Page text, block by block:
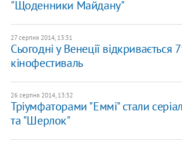
"Щоденники Майдану"
27 серпня 2014, 13:31
Сьогодні у Венеції відкривається
кінофестиваль
26 серпня 2014, 13:32
Тріумфаторами "Еммі" стали
та "Шерлок"